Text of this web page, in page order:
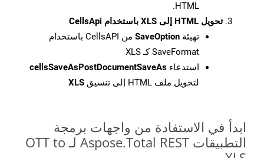
HTML.
تحويل HTML إلى XLS باستخدام CellsApi
تهيئة SaveOption
من CellsAPI باستخدام
SaveFormat كـ XLS
استدعاء cellsSaveAsPostDocumentSaveAs
لتحويل ملف HTML إلى تنسيق
XLS
ابدأ في الاستفادة من واجهات برمجة
التطبيقات Aspose.Total REST لـ OTT to